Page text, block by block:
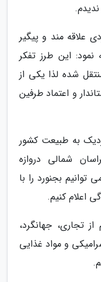
علاقه مند و پیگیر
نمود: این طرز تفکر
شده لذا یکی از
و اعتماد طرفین
به طبیعت کشور
شمالی دروازه
بجنورد را با
اعلام کنیم.
تجاری، جهانگرد،
و مواد غذایی